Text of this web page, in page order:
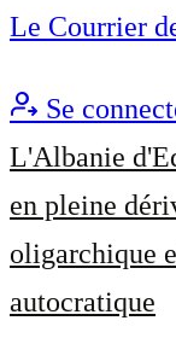
Le Courrier
Se
L'Albanie
en pleine
oligarchique
autocratique